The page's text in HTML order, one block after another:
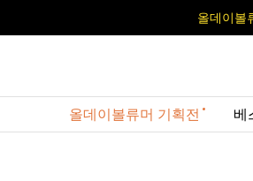
올데이볼
올데이볼
올데이볼류머 기획전 베